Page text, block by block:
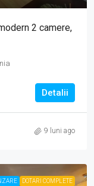
2 camere,
Detalii
9 luni ago
DOTARI COMPLETE